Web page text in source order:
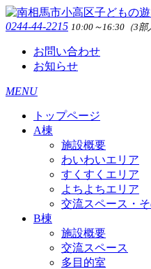
0244-44-2215 10:00～16:30（3部
お問い合わせ
お知らせ
MENU
トップページ
A棟
施設概要
わいわいエリア
すくすくエリア
よちよちエリア
交流スペース・
B棟
施設概要
交流スペース
多目的室